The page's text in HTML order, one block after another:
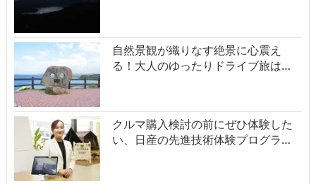
自然景観が織りなす絶景に心震え
る！大人のゆったりドライブ旅は…
クルマ購入検討の前にぜひ体験した
い、日産の先進技術体験プログラ…